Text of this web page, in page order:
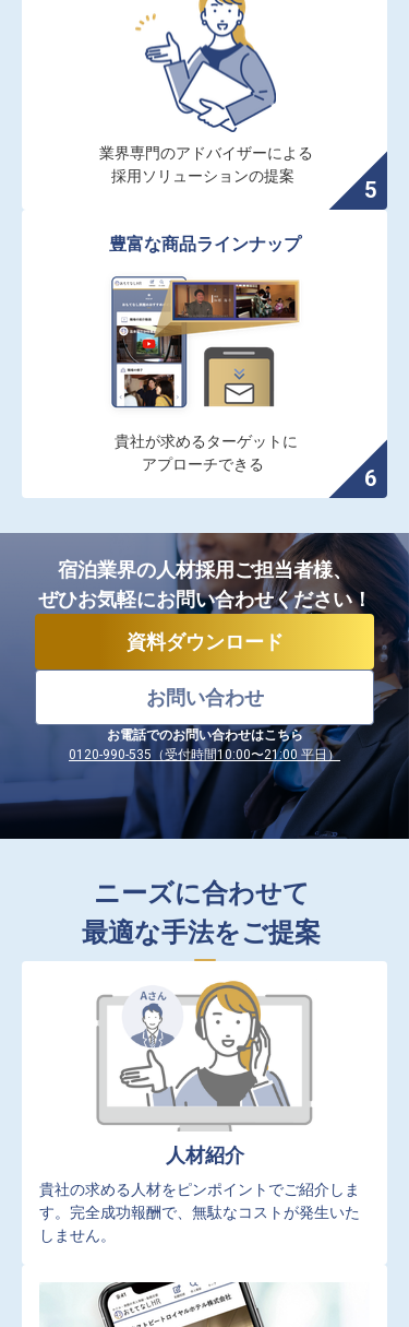
業界専門のアドバイザーによる
採用ソリューションの提案
豊富な商品ラインナップ
貴社が求めるターゲットに
アプローチできる
宿泊業界の人材採用ご担当者様、
ぜひお気軽にお問い合わせください！
お問い合わせ
資料ダウンロード
お電話でのお問い合わせはこちら
0120-990-535（受付時間10:00〜21:00 平日）
ニーズに合わせて
最適な手法をご提案
人材紹介
貴社の求める人材をピンポイントでご紹介しま
す。完全成功報酬で、無駄なコストが発生いた
しません。